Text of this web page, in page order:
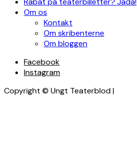
Om os
Kontakt
Om skribenterne
Om bloggen
Facebook
Instagram
Copyright © Ungt Teaterblod |